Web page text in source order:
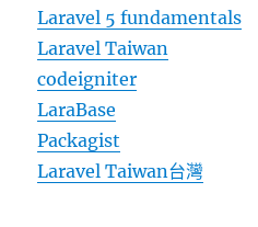
Laravel 5 fundamentals
Laravel Taiwan
codeigniter
LaraBase
Packagist
Laravel Taiwan台灣